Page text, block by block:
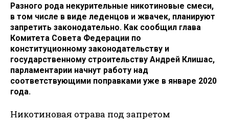
Разного рода некурительные никотиновые смеси,
в том числе в виде леденцов и жвачек, планируют
запретить законодательно. Как сообщил глава
Комитета Совета Федерации по
конституционному законодательству и
государственному строительству Андрей Клишас,
парламентарии начнут работу над
соответствующими поправками уже в январе 2020
года.
Никотиновая отрава под запретом